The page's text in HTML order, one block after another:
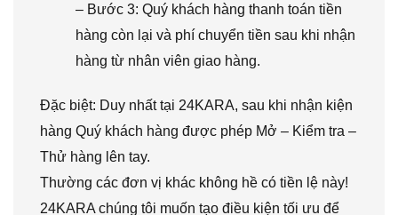
– Bước 3: Quý khách hàng thanh toán tiền
hàng còn lại và phí chuyển tiền sau khi nhận
hàng từ nhân viên giao hàng.
Đặc biệt: Duy nhất tại 24KARA, sau khi nhận kiện
hàng Quý khách hàng được phép Mở – Kiểm tra –
Thử hàng lên tay.
Thường các đơn vị khác không hề có tiền lệ này!
24KARA chúng tôi muốn tạo điều kiện tối ưu để